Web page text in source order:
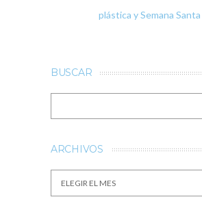
plástica y Semana Santa
BUSCAR
ARCHIVOS
Archivos